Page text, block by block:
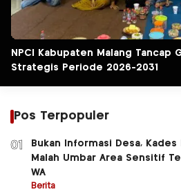
NPCI Kabupaten Malang Tancap
Strategis Periode 2026-2031
Pos Terpopuler
01
Bukan Informasi Desa,
Malah Umbar Area Sensitif
WA
Berita